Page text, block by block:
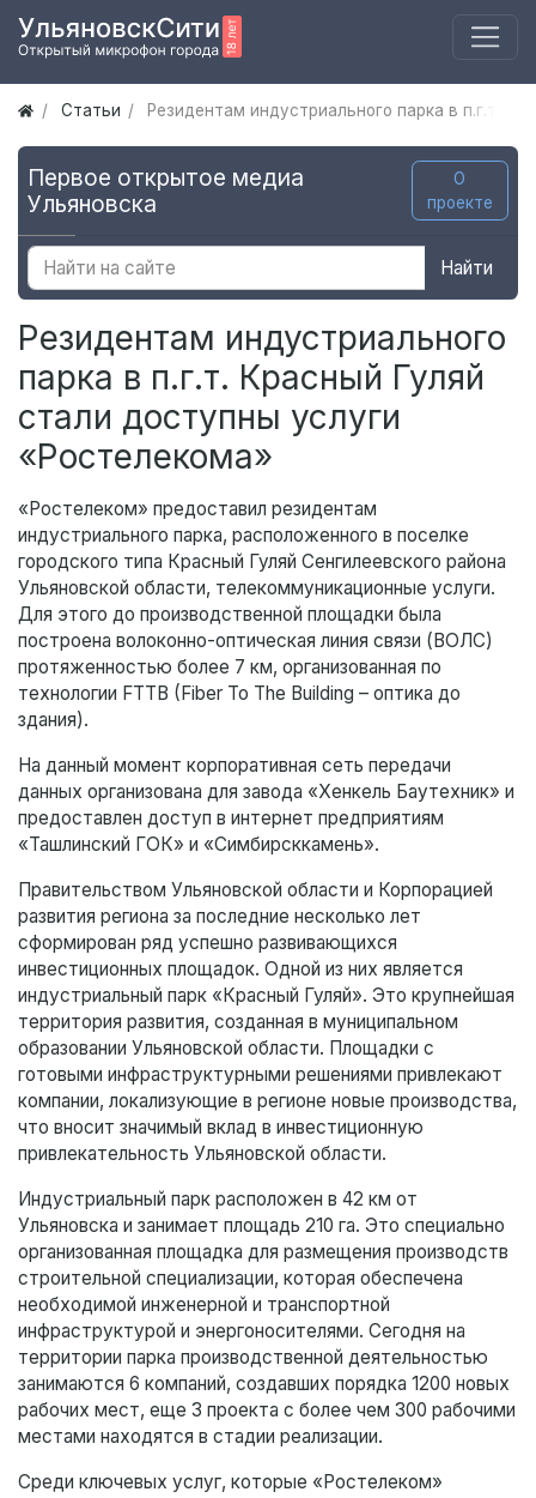
Статьи Резидентам индустриального парка в п.г.т.
Первое открытое медиа
Ульяновска
О
проекте
Найти
Резидентам индустриального
парка в п.г.т. Красный Гуляй
стали доступны услуги
«Ростелекома»
«Ростелеком» предоставил резидентам
индустриального парка, расположенного в поселке
городского типа Красный Гуляй Сенгилеевского района
Ульяновской области, телекоммуникационные услуги.
Для этого до производственной площадки была
построена волоконно-оптическая линия связи (ВОЛС)
протяженностью более 7 км, организованная по
технологии FTTB (Fiber To The Building – оптика до
здания).
На данный момент корпоративная сеть передачи
данных организована для завода «Хенкель Баутехник» и
предоставлен доступ в интернет предприятиям
«Ташлинский ГОК» и «Симбирсккамень».
Правительством Ульяновской области и Корпорацией
развития региона за последние несколько лет
сформирован ряд успешно развивающихся
инвестиционных площадок. Одной из них является
индустриальный парк «Красный Гуляй». Это крупнейшая
территория развития, созданная в муниципальном
образовании Ульяновской области. Площадки с
готовыми инфраструктурными решениями привлекают
компании, локализующие в регионе новые производства,
что вносит значимый вклад в инвестиционную
привлекательность Ульяновской области.
Индустриальный парк расположен в 42 км от
Ульяновска и занимает площадь 210 га. Это специально
организованная площадка для размещения производств
строительной специализации, которая обеспечена
необходимой инженерной и транспортной
инфраструктурой и энергоносителями. Сегодня на
территории парка производственной деятельностью
занимаются 6 компаний, создавших порядка 1200 новых
рабочих мест, еще 3 проекта с более чем 300 рабочими
местами находятся в стадии реализации.
Среди ключевых услуг, которые «Ростелеком»